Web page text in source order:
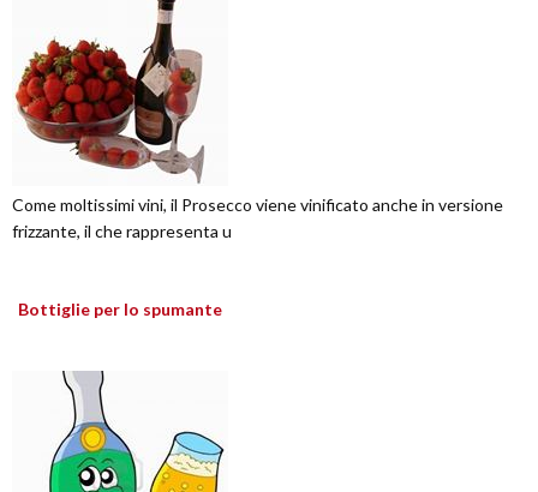
Come moltissimi vini, il Prosecco viene vinificato anche in versione
frizzante, il che rappresenta u
Bottiglie per lo spumante